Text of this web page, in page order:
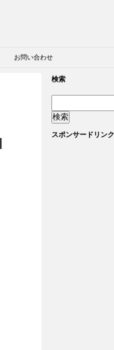
お問い合わせ
検索
スポンサードリンク